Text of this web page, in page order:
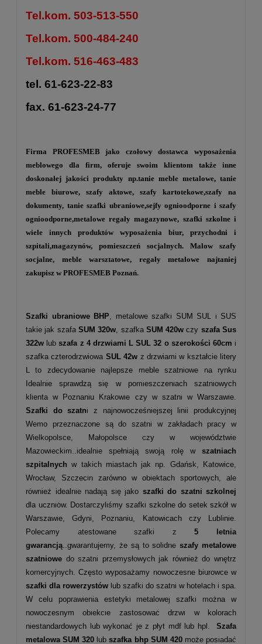
Tel.kom. 503-513-550
Tel.kom. 500-484-240
Tel.kom. 516-463-483
tel. 61-623-22-83
fax. 61-623-24-77
Firma PROFESMEB jako czołowy dostawca wyposażenia
meblowego dla firm, oferuje swoim klientom także inne
doskonałej jakości produkty np.tanie meble metalowe,tanie
meble biurowe, szafy aktowe, szafy kartotekowe,szafy na
dokumenty, tanie szafki ubraniowe,sejfy ognioodporne i szafy
ognioodporne,metalowe regały magazynowe, szafki szkolnei
wiele innych produktów wyposażenia biur, przychodni i
szpitali,magazynów, pomieszczeń socjalnych. Malow szafy
socjalne, meble warsztatowe, regały metalowe najtaniej
zakupisz w PROFESMEB Poznań.
Szafki ubraniowe BHP, metalowe szafki SUM SUL i SUS
takie jak szafa SUM 320w, szafka SUM 420w czy szafa Sus
322w lubszafa z 4 drzwiami L SUL 32 o szerokości 60cm i
szafka czterodrzwiowa SUL 42w z drzwiami w kształcie litery
L to zdecydowanie najlepsze meble szatniowe na rynku
Idealnie sprawdzą się w pomieszczeniach szatniowych
klienta w Poznaniu Krakowie czy w szatni w Warszawie.
Szafki do szatni z najnowocześniejszej linii produkcyjnej
Wemo przeznaczone są do szatni w zakładach pracy w
Wielkopolsce, Małopolsce czy w województwie
Mazowieckim..idealnie spełniają swoją rolę wszatniach
szpitalnych w takich miastach jak np. Gdańsk, Katowice,
Wrocław, Szczecin zarówno w obiektach sportowych, ale
również idealnie nadają się jako szafki do szatni szkolnej
dla uczniów. Dostarczyliśmy szafki szkolne do setek szkół w
Warszawie, Gdyni, Poznaniu, Katowicach czy Lublinie.
Polecamy atestowane szafki z5 letnia
gwarancją..gwarantujemy, że są to solidne szafy metalowe
szatniowe do szatni przemysłowych jak również do wnętrz
komercyjnych. Często wyposażamy nowoczesne biurowce w
szafki dla rowerzystów lub szafki do szatni w hotelach i spa.
W celu poprawienia estetyki metalowej szafki można w
nowoczesnym obiekcie zastosować drzwi w kolorach
niestandardowych lub wykonać je z płyt mdf lub hpl. Szafa
metalowa SUM 320 lubszafka bhp SUM 420może posiadać